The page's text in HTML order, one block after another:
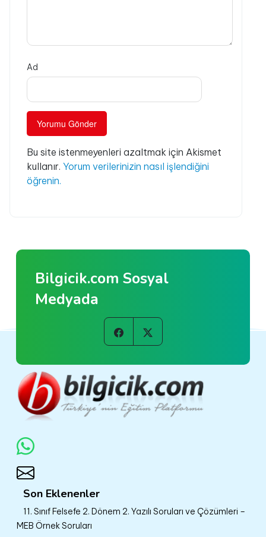
Ad
Bu site istenmeyenleri azaltmak için Akismet
kullanır. Yorum verilerinizin nasıl işlendiğini
öğrenin.
Bilgicik.com Sosyal
Medyada
Son Eklenenler
11. Sınıf Felsefe 2. Dönem 2. Yazılı Soruları ve Çözümleri –
MEB Örnek Soruları